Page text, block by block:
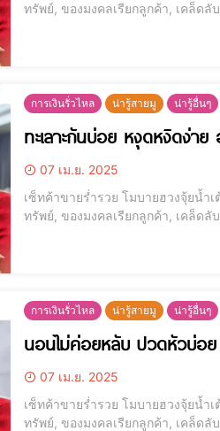
ทรัพย์, ของมงคลเรียกลูกค้า, เคล็ด
การเงินรั่วไหล น่ารู้สายมู น่ารู้อื่นๆ
ทะเลาะกันบ่อย หงุดหงิดง่าย
07 เม.ย. 2025
เซ็ทค้าขายร่ำรวย โมบายฮวงจุ้ยน้ำ
ทรัพย์, ของมงคลเรียกลูกค้า, เคล็ด
การเงินรั่วไหล น่ารู้สายมู น่ารู้อื่นๆ
นอนไม่ค่อยหลับ ปวดหัวบ่อย
07 เม.ย. 2025
เซ็ทค้าขายร่ำรวย โมบายฮวงจุ้ยน้ำ
ทรัพย์, ของมงคลเรียกลูกค้า, เคล็ด